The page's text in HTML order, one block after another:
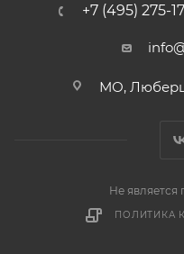
+7 (495) 275-
МО,
Не является
ПОЛИТИКА